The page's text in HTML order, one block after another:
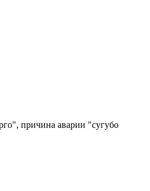
причина аварии "сугубо